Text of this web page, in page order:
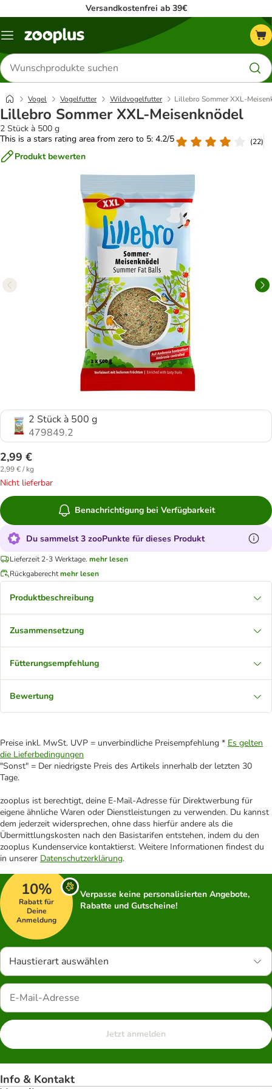
Versandkostenfrei ab 39€
Menü
Produkte
suchen
Vogel Vogelfutter Wildvogelfutter Lillebro Sommer XXL-
Lillebro Sommer XXL-Meisenknödel
2 Stück à 500 g
This is a stars rating area from zero to 5: 4.2/5
(22)
Produkt bewerten
2 Stück à 500 g
479849.2
2,99 €
2,99 € / kg
Nicht lieferbar
Benachrichtigung bei Verfügbarkeit
Du sammelst 3 zooPunkte für dieses Produkt
Lieferzeit 2-3 Werktage. mehr lesen
Rückgaberechtmehr lesen
Produktbeschreibung
Zusammensetzung
Fütterungsempfehlung
Bewertung
Preise inkl. MwSt. UVP = unverbindliche Preisempfehlung * Es gelten
die Lieferbedingungen
"Sonst" = Der niedrigste Preis des Artikels innerhalb der letzten 30
Tage.
zooplus ist berechtigt, deine E-Mail-Adresse für Direktwerbung für
eigene ähnliche Waren oder Dienstleistungen zu verwenden. Du kannst
dem jederzeit widersprechen, ohne dass hierfür andere als die
Übermittlungskosten nach den Basistarifen entstehen, indem du den
zooplus Kundenservice kontaktierst. Weitere Informationen findest du
in unserer Datenschutzerklärung.
10%
Rabatt für
Deine
Anmeldung
Verpasse keine personalisierten Angebote,
Rabatte und Gutscheine!
Haustierart auswählen
Jetzt anmelden
Info & Kontakt